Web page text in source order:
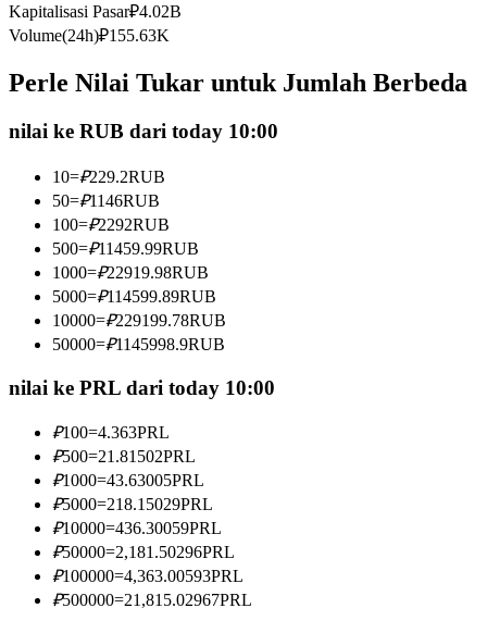
Copy Trading
Menjadi Pedagang Salinan
Nikmati pembagian keuntungan dan komisi copy trading
Informasi
Analisis data besar termasuk info perdagangan, dll.
Kapitalisasi Pasar₽4.02B
Volume(24h)₽155.63K
Perle Nilai Tukar untuk Jumlah Berbeda
nilai ke RUB dari today 10:00
10=₽229.2RUB
50=₽1146RUB
100=₽2292RUB
500=₽11459.99RUB
1000=₽22919.98RUB
5000=₽114599.89RUB
10000=₽229199.78RUB
50000=₽1145998.9RUB
nilai ke PRL dari today 10:00
₽100=4.363PRL
₽500=21.81502PRL
₽1000=43.63005PRL
₽5000=218.15029PRL
₽10000=436.30059PRL
₽50000=2,181.50296PRL
₽100000=4,363.00593PRL
₽500000=21,815.02967PRL